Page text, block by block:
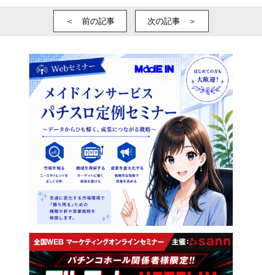
＜ 前の記事 次の記事 ＞